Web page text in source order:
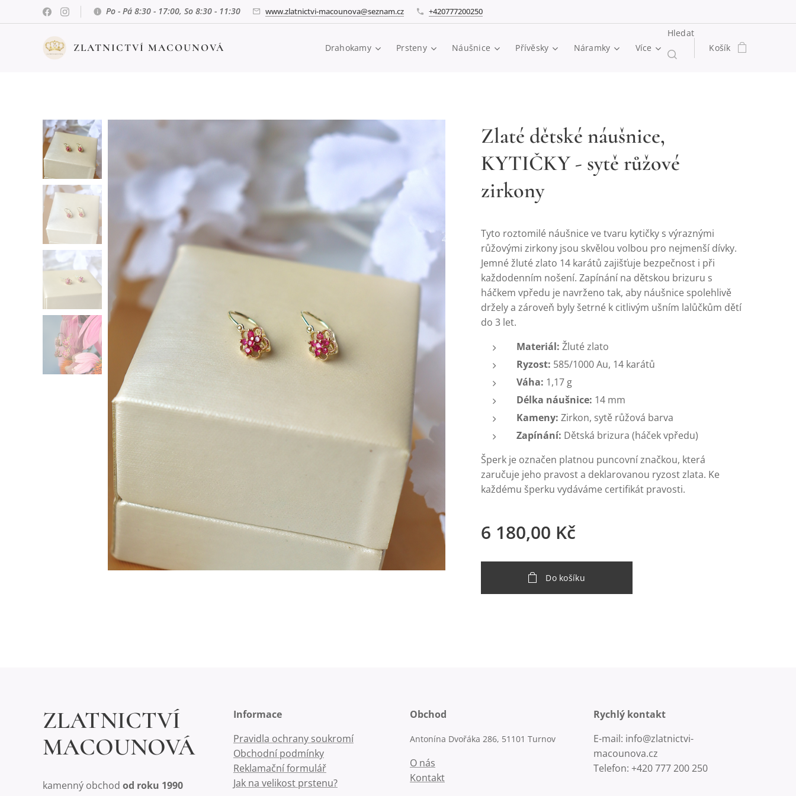
Po - Pá 8:30 - 17:00, So 8:30 - 11:30 www.zlatnictvi-macounova@seznam.cz +420777200250
ZLATNICTVÍ MACOUNOVÁ Drahokamy Prsteny Náušnice Přívěsky Náramky Více
Hledat
Košík
Zlaté dětské náušnice,
KYTIČKY - sytě růžové
zirkony
Tyto roztomilé náušnice ve tvaru kytičky s výraznými
růžovými zirkony jsou skvělou volbou pro nejmenší dívky.
Jemné žluté zlato 14 karátů zajišťuje bezpečnost i při
každodenním nošení. Zapínání na dětskou brizuru s
háčkem vpředu je navrženo tak, aby náušnice spolehlivě
držely a zároveň byly šetrné k citlivým ušním lalůčkům dětí
do 3 let.
Materiál: Žluté zlato
Ryzost: 585/1000 Au, 14 karátů
Váha: 1,17 g
Délka náušnice: 14 mm
Kameny: Zirkon, sytě růžová barva
Zapínání: Dětská brizura (háček vpředu)
Šperk je označen platnou puncovní značkou, která
zaručuje jeho pravost a deklarovanou ryzost zlata. Ke
každému šperku vydáváme certifikát pravosti.
6 180,00 Kč
Do košíku
ZLATNICTVÍ
MACOUNOVÁ
kamenný obchod od roku 1990
Informace
Pravidla ochrany soukromí
Obchodní podmínky
Reklamační formulář
Jak na velikost prstenu?
Obchod
Antonína Dvořáka 286, 51101 Turnov
O nás
Kontakt
Rychlý kontakt
E-mail: info@zlatnictvi-
macounova.cz
Telefon: +420 777 200 250